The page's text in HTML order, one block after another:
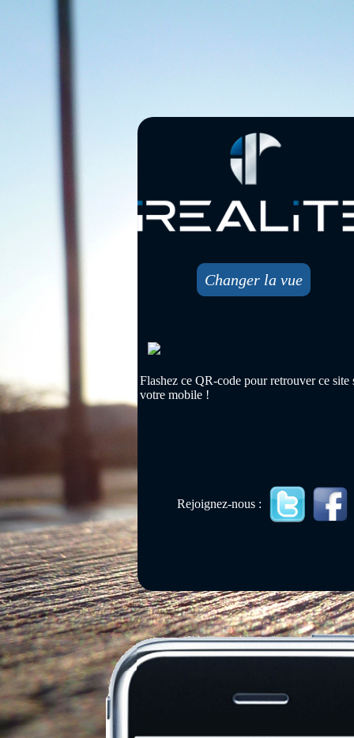
Changer la vue
Flashez ce QR-code pour retrouver ce site
votre mobile !
Rejoignez-nous :